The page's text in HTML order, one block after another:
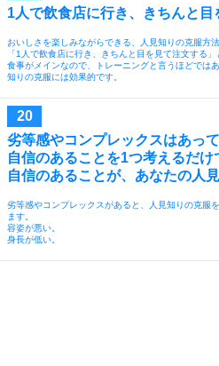
1人で飲食店に行き、きちんと目
おいしさを楽しみながらできる、人見知りの克服方法
「1人で飲食店に行き、きちんと目を見て注文する」
食事がメインなので、トレーニングと言うほどでは
知りの克服には効果的です。
劣等感やコンプレックスはあって
自信のあることを1つ考えるだけ
自信のあることが、あなたの人
劣等感やコンプレックスがあると、人見知りの克服
ます。
容姿が悪い。
身長が低い。